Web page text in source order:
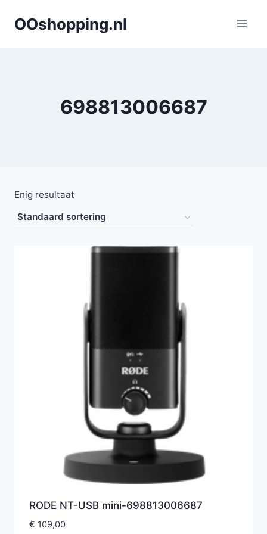
naarOOshopping.nl
698813006687
Enig resultaat
RODE NT-USB mini-698813006687
€ 109,00